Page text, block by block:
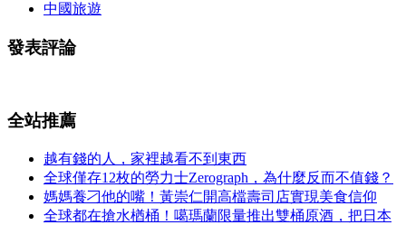
中國旅遊
發表評論
全站推薦
越有錢的人，家裡越看不到東西
全球僅存12枚的勞力士Zerograph，為什麼反而不值錢？
媽媽養刁他的嘴！黃崇仁開高檔壽司店實現美食信仰
全球都在搶水楢桶！噶瑪蘭限量推出雙桶原酒，把日本